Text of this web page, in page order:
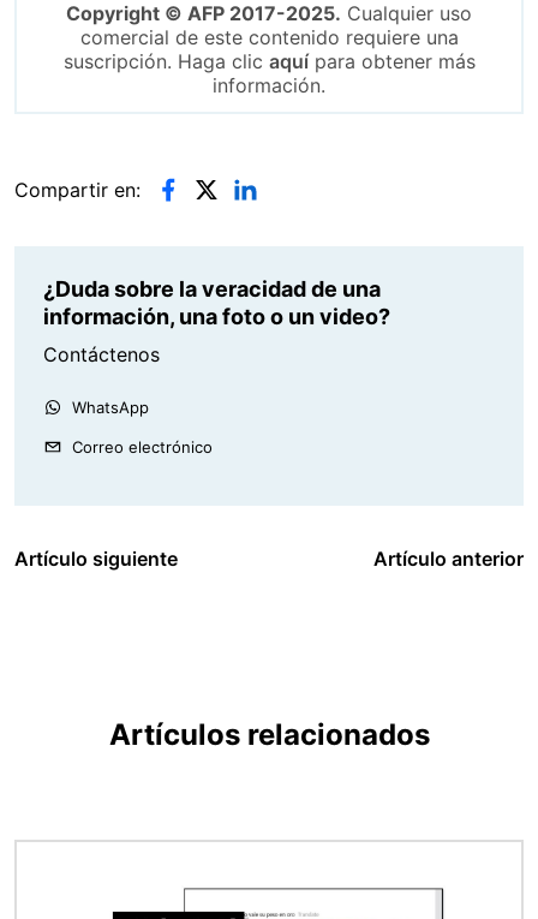
Copyright © AFP 2017-2025. Cualquier uso
comercial de este contenido requiere una
suscripción. Haga clic aquípara obtener más
información.
Compartir en:
¿Duda sobre la veracidad de una
información, una foto o un video?
Contáctenos
WhatsApp
Correo electrónico
Artículo siguiente Artículo anterior
Artículos relacionados